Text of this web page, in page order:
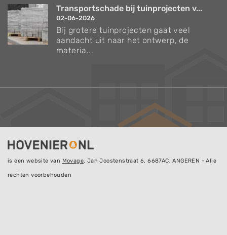
Transportschade bij tuinprojecten v...
02-06-2026
Bij grotere tuinprojecten gaat veel
aandacht uit naar het ontwerp, de
materia...
is een website van Movage, Jan Joostenstraat 6, 6687AC, ANGEREN - Alle
rechten voorbehouden